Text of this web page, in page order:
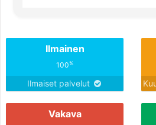
Ilmainen
100%
Ilmaiset palvelut
Vakava